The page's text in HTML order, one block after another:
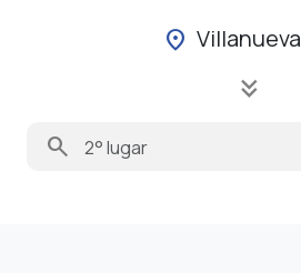
location_on Villanueva
keyboard_double_arrow_down
search